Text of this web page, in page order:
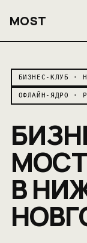
MOST
БИЗНЕС-КЛУБ ·
ОФЛАЙН-ЯДРО ·
МОСТ
В